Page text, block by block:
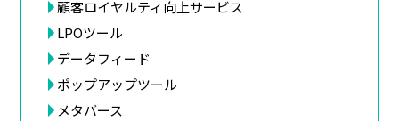
顧客ロイヤルティ向上サービス
LPOツール
データフィード
ポップアップツール
メタバース